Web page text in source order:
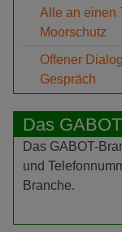
Alle an einen
Moorschutz
Offener
Gespräch
Das
Das GABOT-
und
Branche.